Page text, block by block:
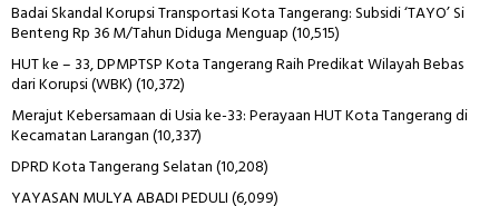
Badai Skandal Korupsi Transportasi Kota Tangerang: Subsidi ‘TAYO’ Si
Benteng Rp 36 M/Tahun Diduga Menguap(10,515)
HUT ke – 33, DPMPTSP Kota Tangerang Raih Predikat Wilayah Bebas
dari Korupsi (WBK)(10,372)
Merajut Kebersamaan di Usia ke-33: Perayaan HUT Kota Tangerang di
Kecamatan Larangan(10,337)
DPRD Kota Tangerang Selatan(10,208)
YAYASAN MULYA ABADI PEDULI(6,099)